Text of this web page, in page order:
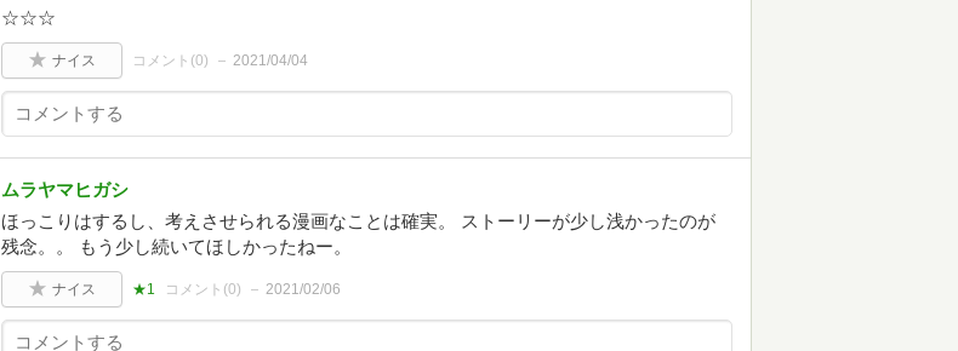
☆☆☆
ナイス コメント(0) 2021/04/04
ムラヤマヒガシ
ほっこりはするし、考えさせられる漫画なことは確実。 ストーリーが少し浅かったのが
残念。。 もう少し続いてほしかったねー。
ナイス ★1 コメント(0) 2021/02/06